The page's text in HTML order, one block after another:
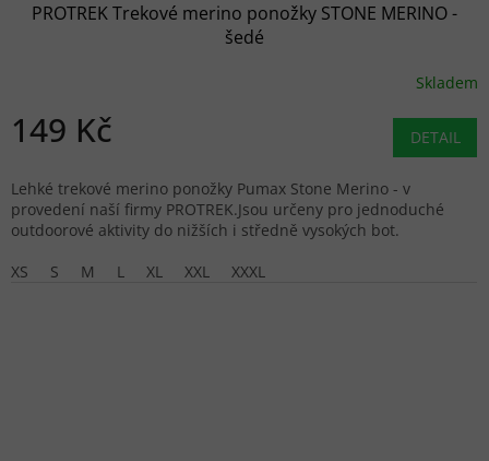
PROTREK Trekové merino ponožky STONE MERINO -
šedé
Skladem
149 Kč DETAIL
Lehké trekové merino ponožky Pumax Stone Merino - v
provedení naší firmy PROTREK.Jsou určeny pro jednoduché
outdoorové aktivity do nižších i středně vysokých bot.
XS
S M L XL XXL XXXL